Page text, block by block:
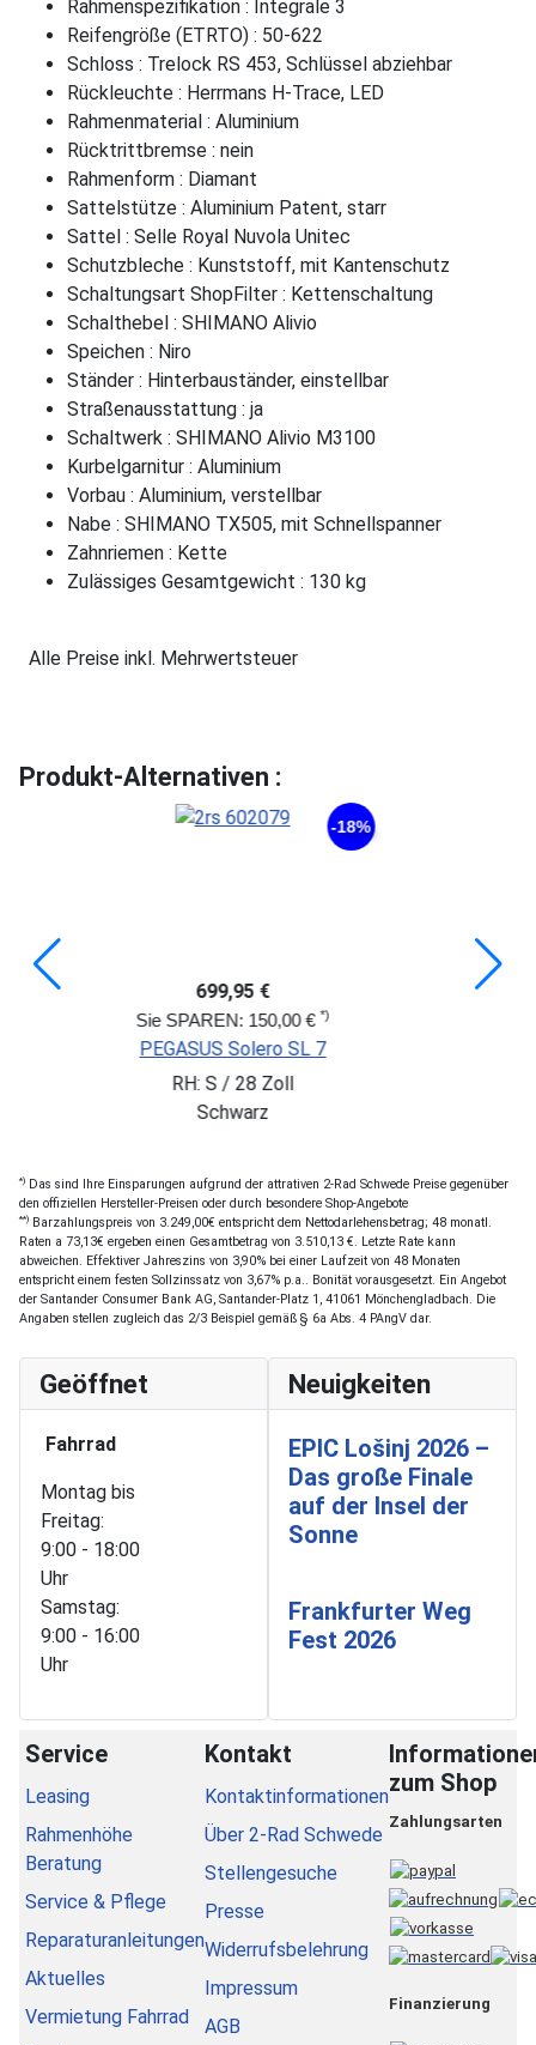
Rahmenspezifikation : Integrale 3
Reifengröße (ETRTO) : 50-622
Schloss : Trelock RS 453, Schlüssel abziehbar
Rückleuchte : Herrmans H-Trace, LED
Rahmenmaterial : Aluminium
Rücktrittbremse : nein
Rahmenform : Diamant
Sattelstütze : Aluminium Patent, starr
Sattel : Selle Royal Nuvola Unitec
Schutzbleche : Kunststoff, mit Kantenschutz
Schaltungsart ShopFilter : Kettenschaltung
Schalthebel : SHIMANO Alivio
Speichen : Niro
Ständer : Hinterbauständer, einstellbar
Straßenausstattung : ja
Schaltwerk : SHIMANO Alivio M3100
Kurbelgarnitur : Aluminium
Vorbau : Aluminium, verstellbar
Nabe : SHIMANO TX505, mit Schnellspanner
Zahnriemen : Kette
Zulässiges Gesamtgewicht : 130 kg
Alle Preise inkl. Mehrwertsteuer
Produkt-Alternativen :
-18%
699,95 €
150,00 €*)
Solero SL 7
*) Das sind Ihre Einsparungen aufgrund der attrativen 2-Rad Schwede Preise gegenüber
den offiziellen Hersteller-Preisen oder durch besondere Shop-Angebote
**) Barzahlungspreis von 3.249,00€ entspricht dem Nettodarlehensbetrag; 48 monatl.
Raten a 73,13€ ergeben einen Gesamtbetrag von 3.510,13 €. Letzte Rate kann
abweichen. Effektiver Jahreszins von 3,90% bei einer Laufzeit von 48 Monaten
entspricht einem festen Sollzinssatz von 3,67% p.a.. Bonität vorausgesetzt. Ein Angebot
der Santander Consumer Bank AG, Santander-Platz 1, 41061 Mönchengladbach. Die
Angaben stellen zugleich das 2/3 Beispiel gemäß § 6a Abs. 4 PAngV dar.
Geöffnet
Fahrrad
Montag bis
Freitag:
9:00 - 18:00
Uhr
Samstag:
9:00 - 16:00
Uhr
Neuigkeiten
EPIC Lošinj 2026 –
Das große Finale
auf der Insel der
Sonne
Frankfurter Weg
Fest 2026
Service
Leasing
Rahmenhöhe
Beratung
Service & Pflege
Reparaturanleitungen
Aktuelles
Vermietung Fahrrad
Kontakt
Kontaktinformationen
Über 2-Rad Schwede
Stellengesuche
Presse
Widerrufsbelehrung
Impressum
AGB
zum Shop
Zahlungsarten
Finanzierung